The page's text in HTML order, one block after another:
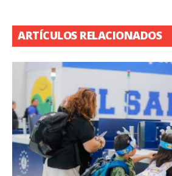
ARTÍCULOS RELACIONADOS